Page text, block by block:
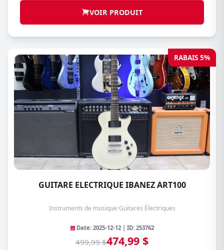
VOIR PRODUIT
RABAIS 5%
GUITARE ELECTRIQUE IBANEZ ART100
Instruments de musique/Guitares Électriques
Date: 2025-12-12 | ID: 253762
499,99 $474,99 $